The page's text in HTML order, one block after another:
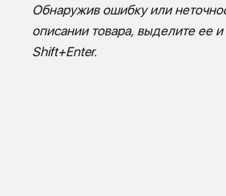
Обнаружив ошибку или
описании товара, выделите ее
Shift+Enter.